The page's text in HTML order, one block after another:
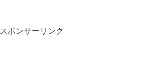
スポンサーリンク